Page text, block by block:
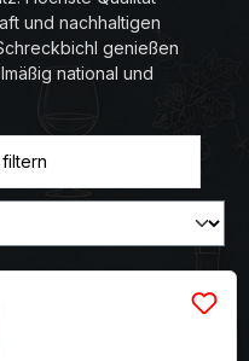
und nachhaltigen
genießen
national und